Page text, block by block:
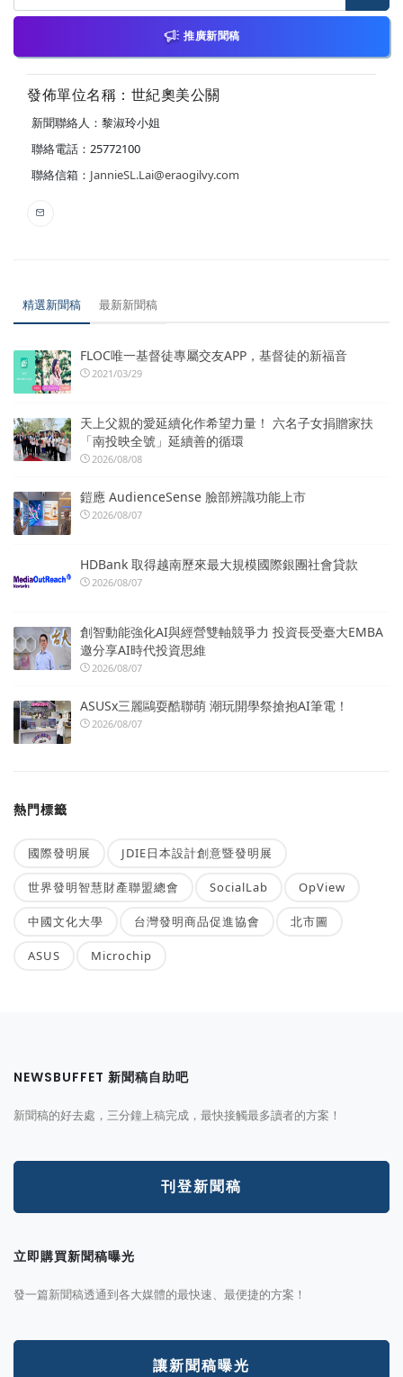
推廣新聞稿
發佈單位名稱：世紀奧美公關
新聞聯絡人：黎淑玲小姐
聯絡電話：25772100
聯絡信箱： JannieSL.Lai@eraogilvy.com
精選新聞稿 最新新聞稿
FLOC唯一基督徒專屬交友APP，基督徒的新福音
2021/03/29
天上父親的愛延續化作希望力量！ 六名子女捐贈家扶
「南投映全號」延續善的循環
2026/08/08
鎧應 AudienceSense 臉部辨識功能上市
2026/08/07
HDBank 取得越南歷來最大規模國際銀團社會貸款
2026/08/07
創智動能強化AI與經營雙軸競爭力 投資長受臺大EMBA
邀分享AI時代投資思維
2026/08/07
ASUSx三麗鷗耍酷聯萌 潮玩開學祭搶抱AI筆電！
2026/08/07
熱門標籤
國際發明展 JDIE日本設計創意暨發明展
世界發明智慧財產聯盟總會 SocialLab OpView
中國文化大學 台灣發明商品促進協會 北市圖
ASUS Microchip
NEWSBUFFET 新聞稿自助吧
新聞稿的好去處，三分鐘上稿完成，最快接觸最多讀者的方案！
刊登新聞稿
立即購買新聞稿曝光
發一篇新聞稿透通到各大媒體的最快速、最便捷的方案！
讓新聞稿曝光